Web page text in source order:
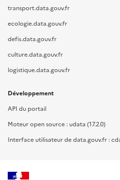
transport.data.gouv.fr
ecologie.data.gouv.fr
defis.data.gouv.fr
culture.data.gouv.fr
logistique.data.gouv.fr
Développement
API du portail
Moteur open source : udata (17.2.0)
Interface utilisateur de data.gouv.fr :